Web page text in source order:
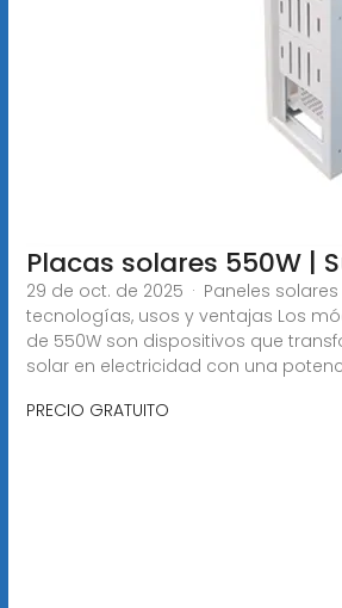
Placas solares 550W |
29 de oct. de 2025 · Paneles
tecnologías, usos y ventajas Los
de 550W son dispositivos que
solar en electricidad con una
PRECIO GRATUITO